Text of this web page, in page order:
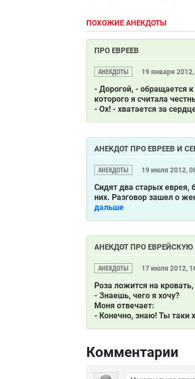
ПОХОЖИЕ АНЕКДОТЫ
ПРО ЕВРЕЕВ
АНЕКДОТЫ 19 января
- Дорогой, - обращается
которого я считала
- Ох! - хватается за
АНЕКДОТ ПРО ЕВРЕЕВ И
АНЕКДОТЫ 19 июля 2012,
Сидят два старых еврея,
них. Разговор зашел о
дальше
АНЕКДОТ ПРО
АНЕКДОТЫ 17 июля 2012,
Роза ложится на
- Знаешь, чего я хочу?
Моня отвечает:
- Конечно, знаю! Ты таки
Комментарии